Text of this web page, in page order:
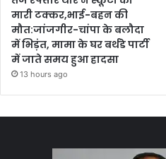
मारी टक्कर,भाई-बहन की
मौत:जांजगीर-चांपा के बलौदा
में भिड़ंत, मामा के घर बर्थडे पार्टी
में जाते समय हुआ हादसा
13 hours ago